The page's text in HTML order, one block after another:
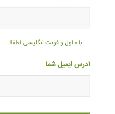
با ۰ اول و فونت انگلیسی لطفا!
آدرس ایمیل شما